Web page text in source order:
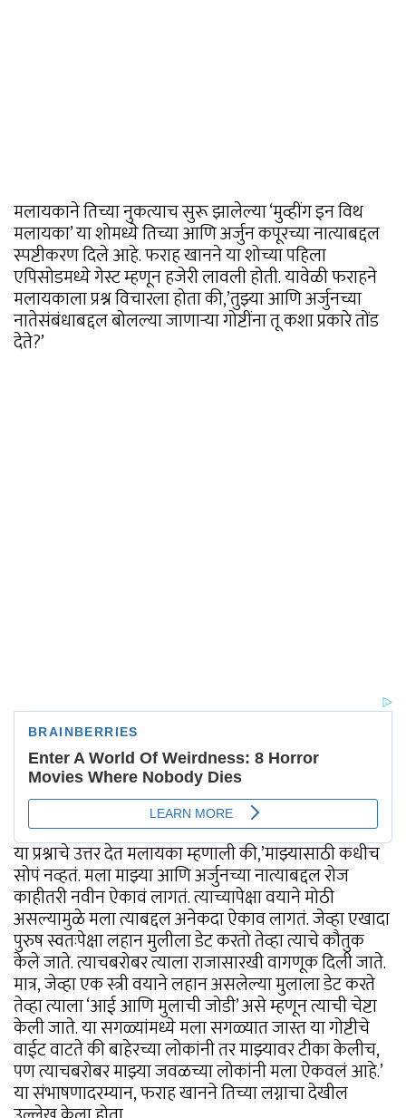
मलायकाने तिच्या नुकत्याच सुरू झालेल्या ‘मुव्हींग इन विथ
मलायका’ या शोमध्ये तिच्या आणि अर्जुन कपूरच्या नात्याबद्दल
स्पष्टीकरण दिले आहे. फराह खानने या शोच्या पहिला
एपिसोडमध्ये गेस्ट म्हणून हजेरी लावली होती. यावेळी फराहने
मलायकाला प्रश्न विचारला होता की,’तुझ्या आणि अर्जुनच्या
नातेसंबंधाबद्दल बोलल्या जाणाऱ्या गोष्टींना तू कशा प्रकारे तोंड
देते?’
या प्रश्नाचे उत्तर देत मलायका म्हणाली की,’माझ्यासाठी कधीच
सोपं नव्हतं. मला माझ्या आणि अर्जुनच्या नात्याबद्दल रोज
काहीतरी नवीन ऐकावं लागतं. त्याच्यापेक्षा वयाने मोठी
असल्यामुळे मला त्याबद्दल अनेकदा ऐकाव लागतं. जेव्हा एखादा
पुरुष स्वतःपेक्षा लहान मुलीला डेट करतो तेव्हा त्याचे कौतुक
केले जाते. त्याचबरोबर त्याला राजासारखी वागणूक दिली जाते.
मात्र, जेव्हा एक स्त्री वयाने लहान असलेल्या मुलाला डेट करते
तेव्हा त्याला ‘आई आणि मुलाची जोडी’ असे म्हणून त्याची चेष्टा
केली जाते. या सगळ्यांमध्ये मला सगळ्यात जास्त या गोष्टीचे
वाईट वाटते की बाहेरच्या लोकांनी तर माझ्यावर टीका केलीच,
पण त्याचबरोबर माझ्या जवळच्या लोकांनी मला ऐकवलं आहे.’
या संभाषणादरम्यान, फराह खानने तिच्या लग्नाचा देखील